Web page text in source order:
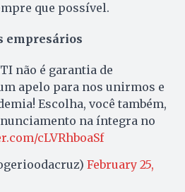
que possível.
empresários
não é garantia de
apelo para nos unirmos e
Escolha, você também,
na íntegra no
cLVRhboaSf
February 25,